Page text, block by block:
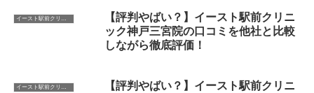
イースト駅前クリニック
【評判やばい？】イースト駅前クリニ
ック神戸三宮院の口コミを他社と比較
しながら徹底評価！
【評判やばい？】イースト駅前クリニ